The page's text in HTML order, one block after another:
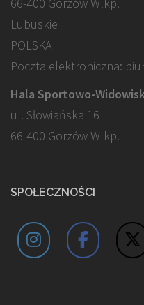
Lubuskie
POLSKA
Poczta elektroniczna:
Hala Sportowo-
ul. Słowiańska 16
66-400 Gorzów Wlkp.
SPOŁECZNOŚCI